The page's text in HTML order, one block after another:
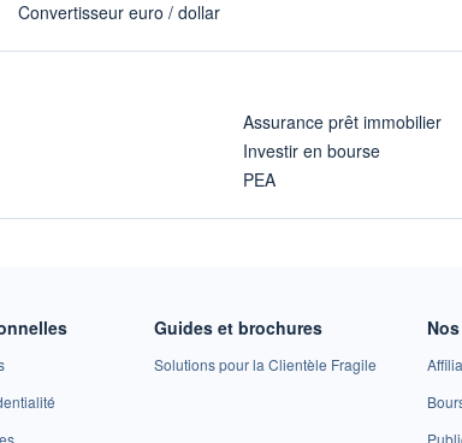
Convertisseur euro / dollar
Assurance prêt immobilier
Investir en bourse
PEA
Guides et brochures
Solutions pour la Clientèle Fragile